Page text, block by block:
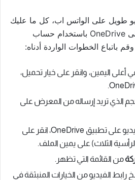
طويل على الواتس اب، كل ما عليك
فعله هو تسجيل الدخول إلى OneDrive باستخدام حساب
باتباع الخطوات الواردة أدناه:
اليمين، وانقر على خيار تحميل،
الذي تريد إرساله من المعرض على
بعد اكتمال تحميل الفيديو على تطبيق OneDrive، انقر على
الثلاث) على يمين الملف.
من القائمة التي تظهر.
الفيديو من الخيارات المنبثقة في